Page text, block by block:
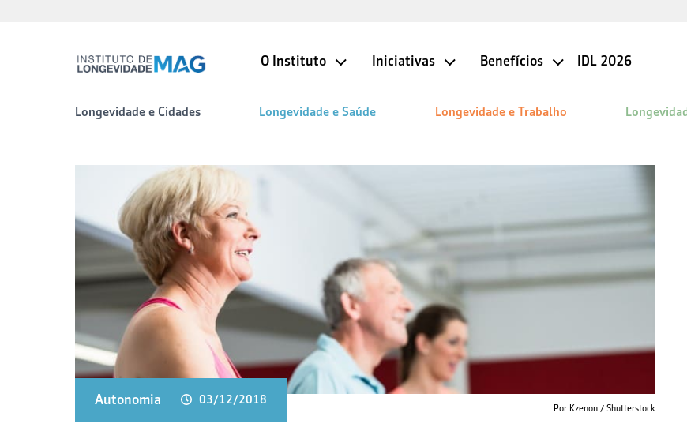
O Instituto Iniciativas Benefícios IDL 2026
Longevidade e Cidades Longevidade e Saúde Longevidade e Trabalho
Por Kzenon / Shutterstock
Autonomia 03/12/2018